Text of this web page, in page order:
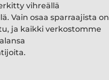
vihreällä
Vain osaa sparraajista on
ja kaikki verkostomme